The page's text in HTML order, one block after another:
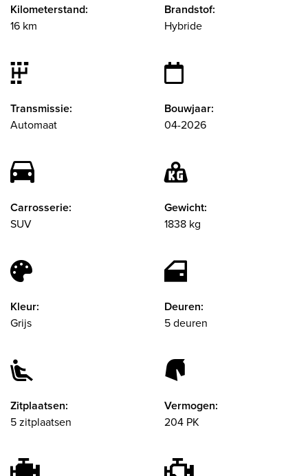
Kilometerstand:
16 km
Brandstof:
Hybride
Transmissie:
Automaat
Bouwjaar:
04-2026
Carrosserie:
SUV
Gewicht:
1838 kg
Kleur:
Grijs
Deuren:
5 deuren
Zitplaatsen:
5 zitplaatsen
Vermogen:
204 PK